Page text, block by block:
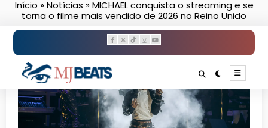
PularInício »Notícias »MICHAEL conquista o streaming e se
torna o filme mais vendido de 2026 no Reino Unido